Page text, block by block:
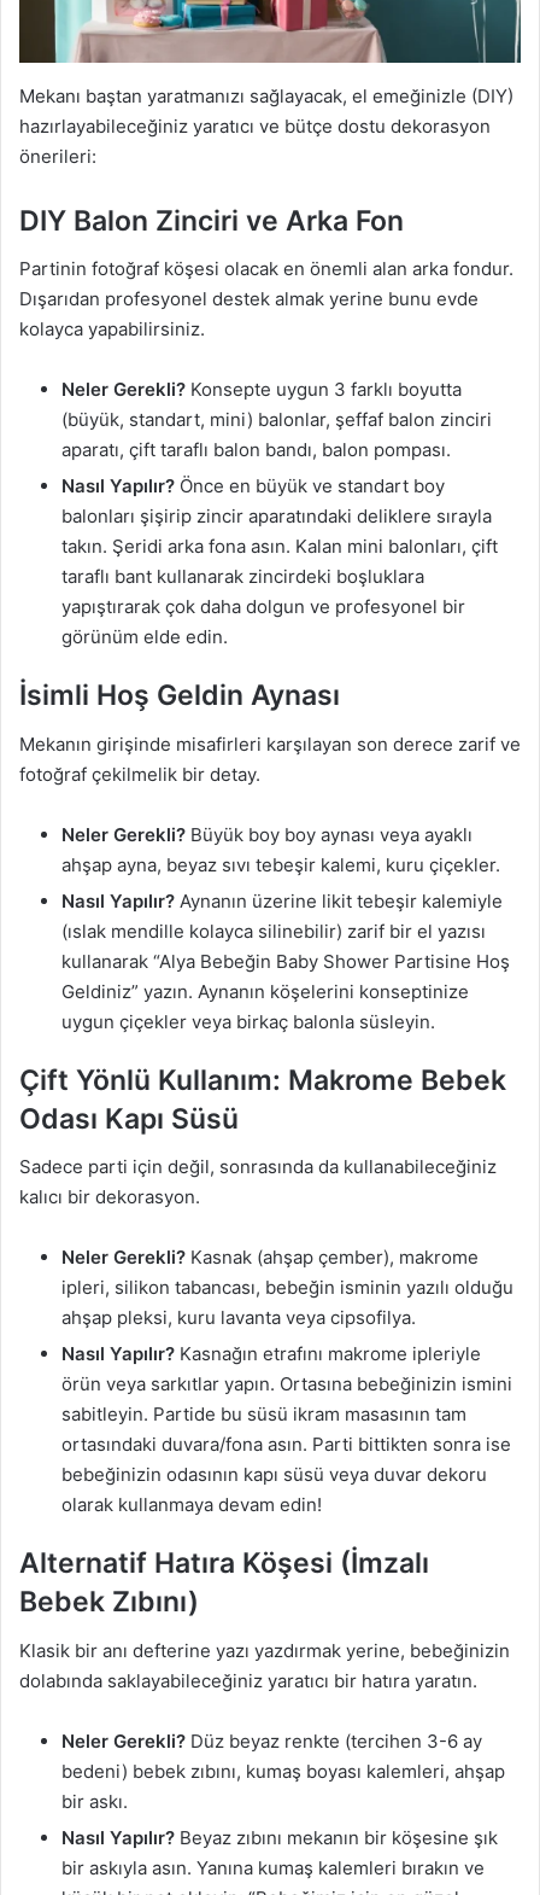
Mekanı baştan yaratmanızı sağlayacak, el emeğinizle (DIY)
hazırlayabileceğiniz yaratıcı ve bütçe dostu dekorasyon
önerileri:
DIY Balon Zinciri ve Arka Fon
Partinin fotoğraf köşesi olacak en önemli alan arka fondur.
Dışarıdan profesyonel destek almak yerine bunu evde
kolayca yapabilirsiniz.
Neler Gerekli? Konsepte uygun 3 farklı boyutta
(büyük, standart, mini) balonlar, şeffaf balon zinciri
aparatı, çift taraflı balon bandı, balon pompası.
Nasıl Yapılır? Önce en büyük ve standart boy
balonları şişirip zincir aparatındaki deliklere sırayla
takın. Şeridi arka fona asın. Kalan mini balonları, çift
taraflı bant kullanarak zincirdeki boşluklara
yapıştırarak çok daha dolgun ve profesyonel bir
görünüm elde edin.
İsimli Hoş Geldin Aynası
Mekanın girişinde misafirleri karşılayan son derece zarif ve
fotoğraf çekilmelik bir detay.
Neler Gerekli? Büyük boy boy aynası veya ayaklı
ahşap ayna, beyaz sıvı tebeşir kalemi, kuru çiçekler.
Nasıl Yapılır? Aynanın üzerine likit tebeşir kalemiyle
(ıslak mendille kolayca silinebilir) zarif bir el yazısı
kullanarak “Alya Bebeğin Baby Shower Partisine Hoş
Geldiniz” yazın. Aynanın köşelerini konseptinize
uygun çiçekler veya birkaç balonla süsleyin.
Çift Yönlü Kullanım: Makrome Bebek
Odası Kapı Süsü
Sadece parti için değil, sonrasında da kullanabileceğiniz
kalıcı bir dekorasyon.
Neler Gerekli? Kasnak (ahşap çember), makrome
ipleri, silikon tabancası, bebeğin isminin yazılı olduğu
ahşap pleksi, kuru lavanta veya cipsofilya.
Nasıl Yapılır? Kasnağın etrafını makrome ipleriyle
örün veya sarkıtlar yapın. Ortasına bebeğinizin ismini
sabitleyin. Partide bu süsü ikram masasının tam
ortasındaki duvara/fona asın. Parti bittikten sonra ise
bebeğinizin odasının kapı süsü veya duvar dekoru
olarak kullanmaya devam edin!
Alternatif Hatıra Köşesi (İmzalı
Bebek Zıbını)
Klasik bir anı defterine yazı yazdırmak yerine, bebeğinizin
dolabında saklayabileceğiniz yaratıcı bir hatıra yaratın.
Neler Gerekli? Düz beyaz renkte (tercihen 3-6 ay
bedeni) bebek zıbını, kumaş boyası kalemleri, ahşap
bir askı.
Nasıl Yapılır? Beyaz zıbını mekanın bir köşesine şık
bir askıyla asın. Yanına kumaş kalemleri bırakın ve